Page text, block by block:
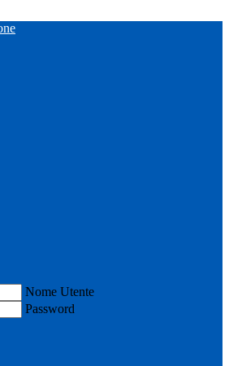
Nome Utente
Password